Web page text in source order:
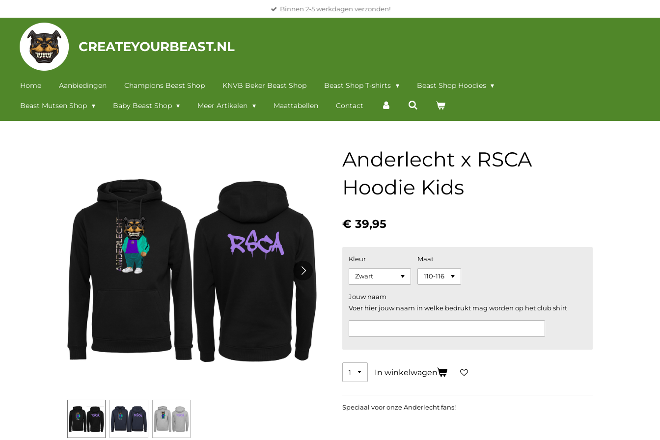
hoofdinhoud
Binnen 2-5 werkdagen verzonden!
CREATEYOURBEAST.NL
Home Aanbiedingen Champions Beast Shop KNVB Beker Beast Shop Beast Shop T-shirts Beast Shop Hoodies
Beast Mutsen Shop Baby Beast Shop Meer Artikelen Maattabellen Contact
Anderlecht x RSCA
Hoodie Kids
€ 39,95
Kleur Maat
Jouw naam
Voer hier jouw naam in welke bedrukt mag worden op het club shirt
In winkelwagen
Speciaal voor onze Anderlecht fans!